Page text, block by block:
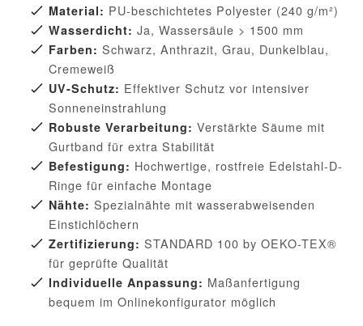
Material: PU-beschichtetes Polyester (240 g/m²)
Wasserdicht: Ja, Wassersäule > 1500 mm
Farben: Schwarz, Anthrazit, Grau, Dunkelblau,
Cremeweiß
UV-Schutz: Effektiver Schutz vor intensiver
Sonneneinstrahlung
Robuste Verarbeitung: Verstärkte Säume mit
Gurtband für extra Stabilität
Befestigung: Hochwertige, rostfreie Edelstahl-D-
Ringe für einfache Montage
Nähte: Spezialnähte mit wasserabweisenden
Einstichlöchern
Zertifizierung: STANDARD 100 by OEKO-TEX®
für geprüfte Qualität
Individuelle Anpassung: Maßanfertigung
bequem im Onlinekonfigurator möglich